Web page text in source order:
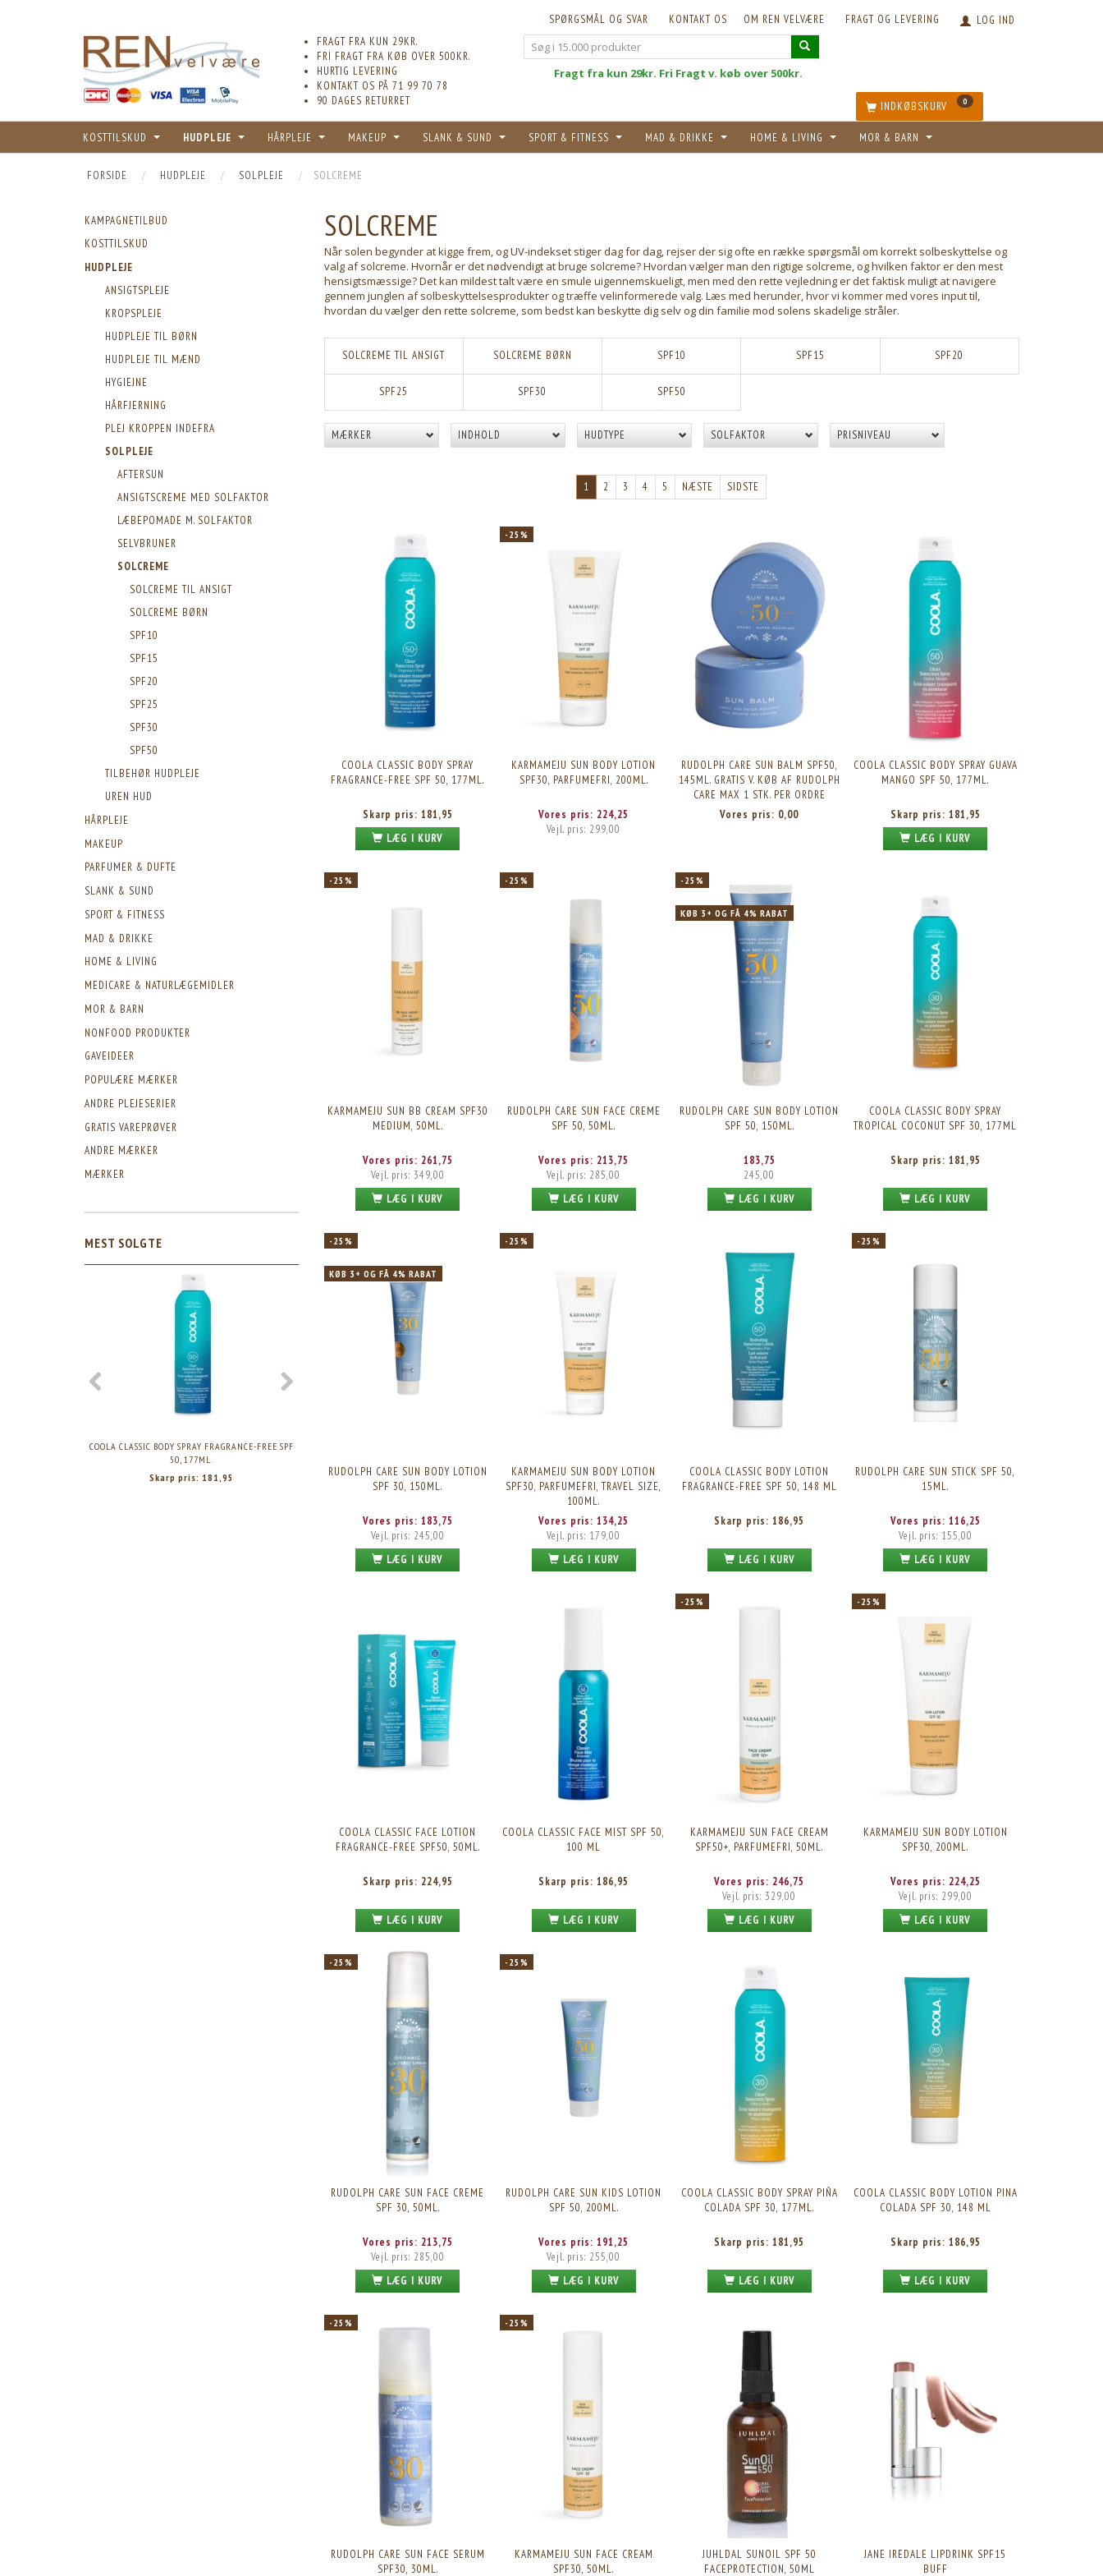
LOG IND
FRAGT OG LEVERING
OM REN VELVÆRE
KONTAKT OS
SPØRGSMÅL OG SVAR
FRAGT FRA KUN 29KR.
FRI FRAGT FRA KØB OVER 500KR.
HURTIG LEVERING
KONTAKT OS PÅ 71 99 70 78
90 DAGES RETURRET
Fragt fra kun 29kr. Fri Fragt v. køb over 500kr.
INDKØBSKURV 0
KOSTTILSKUD HUDPLEJE HÅRPLEJE MAKEUP SLANK & SUND SPORT & FITNESS MAD & DRIKKE HOME & LIVING MOR & BARN
FORSIDE HUDPLEJE SOLPLEJE SOLCREME
KAMPAGNETILBUD
KOSTTILSKUD
HUDPLEJE
ANSIGTSPLEJE
KROPSPLEJE
HUDPLEJE TIL BØRN
HUDPLEJE TIL MÆND
HYGIEJNE
HÅRFJERNING
PLEJ KROPPEN INDEFRA
SOLPLEJE
AFTERSUN
ANSIGTSCREME MED SOLFAKTOR
LÆBEPOMADE M. SOLFAKTOR
SELVBRUNER
SOLCREME
SOLCREME TIL ANSIGT
SOLCREME BØRN
SPF10
SPF15
SPF20
SPF25
SPF30
SPF50
TILBEHØR HUDPLEJE
UREN HUD
HÅRPLEJE
MAKEUP
PARFUMER & DUFTE
SLANK & SUND
SPORT & FITNESS
MAD & DRIKKE
HOME & LIVING
MEDICARE & NATURLÆGEMIDLER
MOR & BARN
NONFOOD PRODUKTER
GAVEIDEER
POPULÆRE MÆRKER
ANDRE PLEJESERIER
GRATIS VAREPRØVER
ANDRE MÆRKER
MÆRKER
MEST SOLGTE
COOLA CLASSIC BODY SPRAY FRAGRANCE-FREE SPF
50, 177ML.
Skarp pris: 181,95
-25%
Vores pris: 224,25
Vejl. pris:299,00
Vores pris: 0,00
Skarp pris:
181,95
Vores pris:
SOLCREME
Når solen begynder at kigge frem, og UV-indekset stiger dag for dag, rejser der sig ofte en række spørgsmål om korrekt solbeskyttelse og
valg af solcreme. Hvornår er det nødvendigt at bruge solcreme? Hvordan vælger man den rigtige solcreme, og hvilken faktor er den mest
hensigtsmæssige? Det kan mildest talt være en smule uigennemskueligt, men med den rette vejledning er det faktisk muligt at navigere
gennem junglen af solbeskyttelsesprodukter og træffe velinformerede valg. Læs med herunder, hvor vi kommer med vores input til,
hvordan du vælger den rette solcreme, som bedst kan beskytte dig selv og din familie mod solens skadelige stråler.
SOLCREME TIL ANSIGT SOLCREME BØRN SPF10 SPF15 SPF20
SPF25 SPF30 SPF50
MÆRKER INDHOLD HUDTYPE SOLFAKTOR PRISNIVEAU
1 2 3 4 5 NÆSTE SIDSTE
COOLA CLASSIC BODY SPRAY
FRAGRANCE-FREE SPF 50, 177ML.
Skarp pris: 181,95
LÆG I KURV
-25%
KARMAMEJU SUN BODY LOTION
SPF30, PARFUMEFRI, 200ML.
Vores pris: 224,25
Vejl. pris: 299,00
RUDOLPH CARE SUN BALM SPF50,
145ML. GRATIS V. KØB AF RUDOLPH
CARE MAX 1 STK. PER ORDRE
Vores pris: 0,00
COOLA CLASSIC BODY SPRAY GUAVA
MANGO SPF 50, 177ML.
Skarp pris: 181,95
LÆG I KURV
-25%
KARMAMEJU SUN BB CREAM SPF30
MEDIUM, 50ML.
Vores pris: 261,75
Vejl. pris: 349,00
LÆG I KURV
-25%
RUDOLPH CARE SUN FACE CREME
SPF 50, 50ML.
Vores pris: 213,75
Vejl. pris: 285,00
LÆG I KURV
-25%
KØB 3+ OG FÅ 4% RABAT
RUDOLPH CARE SUN BODY LOTION
SPF 50, 150ML.
183,75
245,00
LÆG I KURV
COOLA CLASSIC BODY SPRAY
TROPICAL COCONUT SPF 30, 177ML
Skarp pris: 181,95
LÆG I KURV
-25%
KØB 3+ OG FÅ 4% RABAT
RUDOLPH CARE SUN BODY LOTION
SPF 30, 150ML.
Vores pris: 183,75
Vejl. pris: 245,00
LÆG I KURV
-25%
KARMAMEJU SUN BODY LOTION
SPF30, PARFUMEFRI, TRAVEL SIZE,
100ML.
Vores pris:134,25
Vejl. pris: 179,00
LÆG I KURV
COOLA CLASSIC BODY LOTION
FRAGRANCE-FREE SPF 50, 148 ML
Skarp pris:186,95
LÆG I KURV
-25%
RUDOLPH CARE SUN STICK SPF 50,
15ML.
Vores pris: 116,25
Vejl. pris: 155,00
LÆG I KURV
COOLA CLASSIC FACE LOTION
FRAGRANCE-FREE SPF50, 50ML.
Skarp pris: 224,95
LÆG I KURV
COOLA CLASSIC FACE MIST SPF 50,
100 ML
Skarp pris:186,95
LÆG I KURV
-25%
KARMAMEJU SUN FACE CREAM
SPF50+, PARFUMEFRI, 50ML.
Vores pris: 246,75
Vejl. pris:329,00
LÆG I KURV
-25%
KARMAMEJU SUN BODY LOTION
SPF30, 200ML.
Vores pris: 224,25
Vejl. pris: 299,00
LÆG I KURV
-25%
RUDOLPH CARE SUN FACE CREME
SPF 30, 50ML.
Vores pris: 213,75
Vejl. pris: 285,00
LÆG I KURV
-25%
RUDOLPH CARE SUN KIDS LOTION
SPF 50, 200ML.
Vores pris:191,25
Vejl. pris: 255,00
LÆG I KURV
COOLA CLASSIC BODY SPRAY PIÑA
COLADA SPF 30, 177ML.
Skarp pris:181,95
LÆG I KURV
COOLA CLASSIC BODY LOTION PINA
COLADA SPF 30, 148 ML
Skarp pris: 186,95
LÆG I KURV
-25%
RUDOLPH CARE SUN FACE SERUM
SPF30, 30ML.
-25%
KARMAMEJU SUN FACE CREAM
SPF30, 50ML.
JUHLDAL SUNOIL SPF 50
FACEPROTECTION, 50ML
JANE IREDALE LIPDRINK SPF15
BUFF